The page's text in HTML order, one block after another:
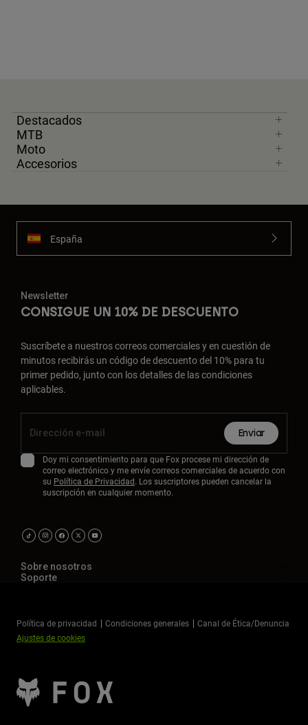
Destacados
MTB
Moto
Accesorios
España
Newsletter
CONSIGUE UN 10% DE DESCUENTO
Suscríbete a nuestros correos comerciales y en cuestión de
minutos recibirás un código de descuento del 10% para tu
primer pedido, junto con los detalles de las condiciones
aplicables.
Enviar
Doy mi consentimiento para que Fox procese mi dirección de
correo electrónico y me envíe correos comerciales de acuerdo con
su Política de Privacidad. Los suscriptores pueden cancelar la
suscripción en cualquier momento.
Sobre nosotros
Soporte
Política de privacidad Condiciones generales
Canal de Ética/Denuncia
Ajustes de cookies